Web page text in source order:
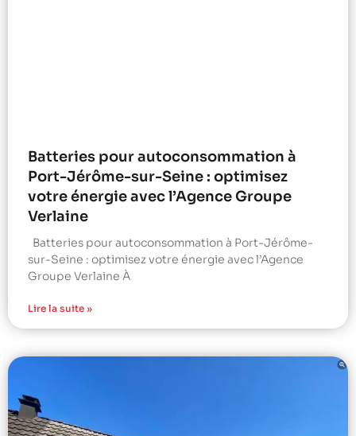
Batteries pour autoconsommation à
Port-Jérôme-sur-Seine : optimisez
votre énergie avec l’Agence Groupe
Verlaine
Batteries pour autoconsommation à Port-Jérôme-
sur-Seine : optimisez votre énergie avec l’Agence
Groupe Verlaine À
Lire la suite »